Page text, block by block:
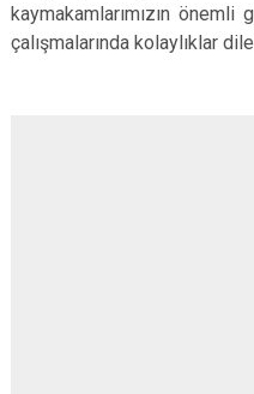
kaymakamlarımızın
çalışmalarında kolaylıklar